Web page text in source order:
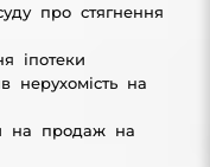
про стягнення
іпотеки
нерухомість на
на продаж на